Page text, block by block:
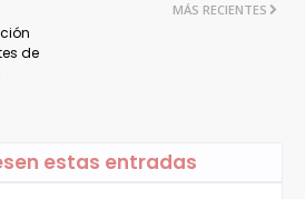
MÁS RECIENTES
de
estas entradas